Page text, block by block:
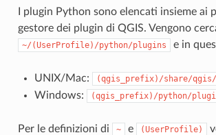
I plugin Python sono elencati insieme ai
gestore dei plugin di QGIS. Vengono
~/(UserProfile)/python/plugins e in
UNIX/Mac: (qgis_prefix)/share/
Windows: (qgis_prefix)/python/
Per le definizioni di ~ e (UserProfile)